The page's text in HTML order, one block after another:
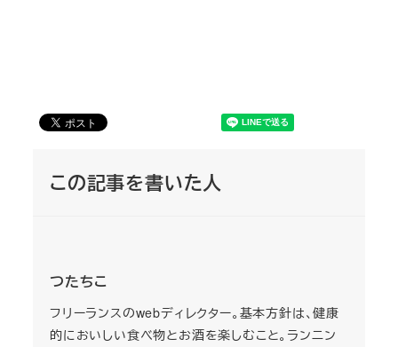
この記事を書いた人
つたちこ
フリーランスのwebディレクター。基本方針は、健康
的においしい食べ物とお酒を楽しむこと。ランニン